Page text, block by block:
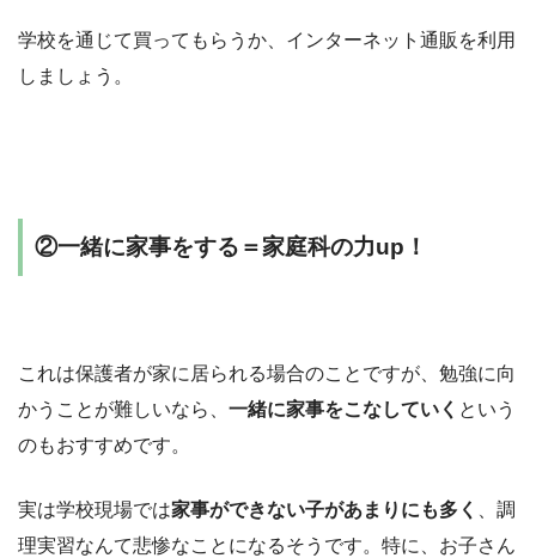
学校を通じて買ってもらうか、インターネット通販を利用
しましょう。
②一緒に家事をする＝家庭科の力up！
これは保護者が家に居られる場合のことですが、勉強に向
かうことが難しいなら、 一緒に家事をこなしていく という
のもおすすめです。
実は学校現場では家事ができない子があまりにも多く
、調
理実習なんて悲惨なことになるそうです。特に、お子さん